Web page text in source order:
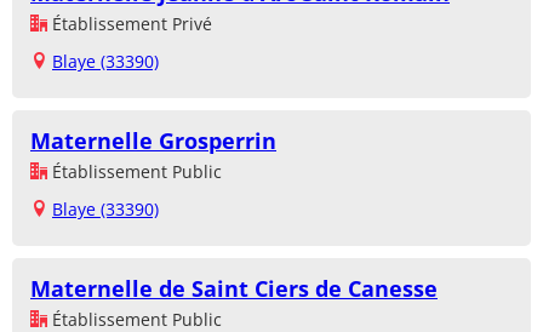
Établissement Privé
Blaye (33390)
Maternelle Grosperrin
Établissement Public
Blaye (33390)
Maternelle de Saint Ciers de Canesse
Établissement Public